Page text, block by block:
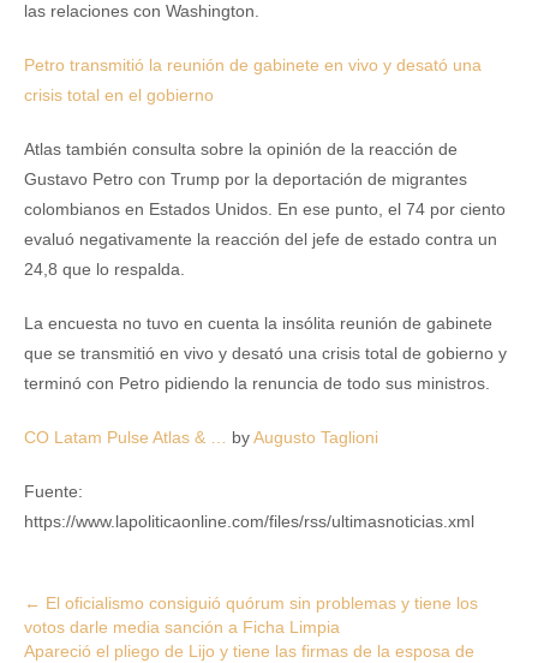
las relaciones con Washington.
Petro transmitió la reunión de gabinete en vivo y desató una
crisis total en el gobierno
Atlas también consulta sobre la opinión de la reacción de
Gustavo Petro con Trump por la deportación de migrantes
colombianos en Estados Unidos. En ese punto, el 74 por ciento
evaluó negativamente la reacción del jefe de estado contra un
24,8 que lo respalda.
La encuesta no tuvo en cuenta la insólita reunión de gabinete
que se transmitió en vivo y desató una crisis total de gobierno y
terminó con Petro pidiendo la renuncia de todo sus ministros.
CO Latam Pulse Atlas & … byAugusto Taglioni
Fuente:
https://www.lapoliticaonline.com/files/rss/ultimasnoticias.xml
Post
navigation
← El oficialismo consiguió quórum sin problemas y tiene los
votos darle media sanción a Ficha Limpia
Apareció el pliego de Lijo y tiene las firmas de la esposa de